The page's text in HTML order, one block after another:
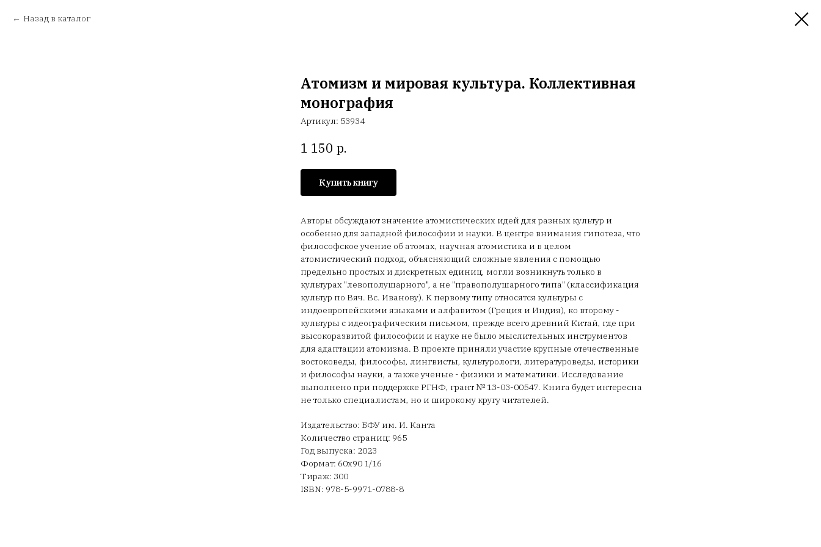
Назад в каталог
Атомизм и мировая культура. Коллективная
монография
Артикул: 53934
1 150 р.
Купить книгу
Авторы обсуждают значение атомистических идей для разных культур и
особенно для западной философии и науки. В центре внимания гипотеза, что
философское учение об атомах, научная атомистика и в целом
атомистический подход, объясняющий сложные явления с помощью
предельно простых и дискретных единиц, могли возникнуть только в
культурах "левополушарного", а не "правополушарного типа" (классификация
культур по Вяч. Вс. Иванову). К первому типу относятся культуры с
индоевропейскими языками и алфавитом (Греция и Индия), ко второму -
культуры с идеографическим письмом, прежде всего древний Китай, где при
высокоразвитой философии и науке не было мыслительных инструментов
для адаптации атомизма. В проекте приняли участие крупные отечественные
востоковеды, философы, лингвисты, культурологи, литературоведы, историки
и философы науки, а также ученые - физики и математики. Исследование
выполнено при поддержке РГНФ, грант № 13-03-00547. Книга будет интересна
не только специалистам, но и широкому кругу читателей.
Издательство: БФУ им. И. Канта
Количество страниц: 965
Год выпуска: 2023
Формат: 60х90 1/16
Тираж: 300
ISBN: 978-5-9971-0788-8